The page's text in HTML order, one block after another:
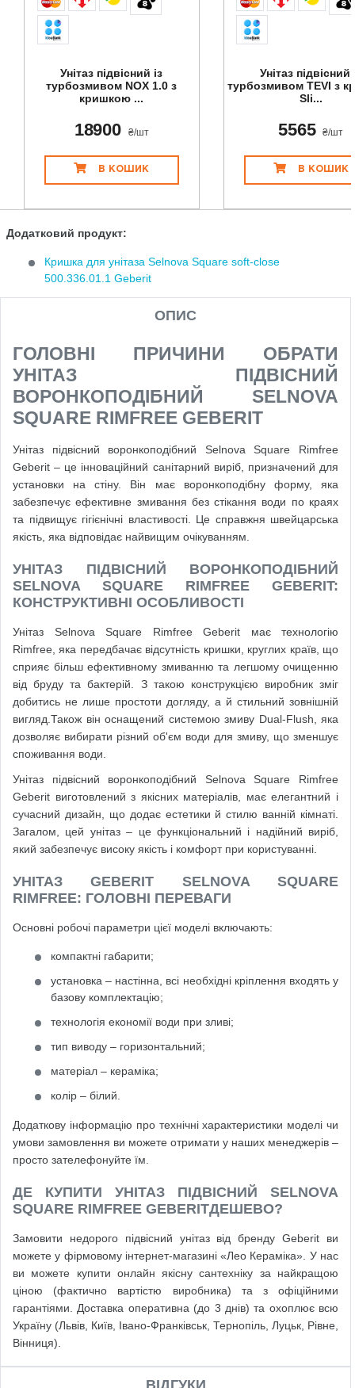
Унітаз підвісний із
турбозмивом NOX 1.0 з
кришкою ...
18900 ₴/шт
В КОШИК
Унітаз підвісний
турбозмивом TEVI з
Sli...
5565 ₴/шт
В КОШИК
Додатковий продукт:
Кришка для унітаза Selnova Square soft-close
500.336.01.1 Geberit
ОПИС
ГОЛОВНІ ПРИЧИНИ ОБРАТИ
УНІТАЗ ПІДВІСНИЙ
ВОРОНКОПОДІБНИЙ SELNOVA
SQUARE RIMFREE GEBERIT
Унітаз підвісний воронкоподібний Selnova Square Rimfree
Geberit – це інноваційний санітарний виріб, призначений для
установки на стіну. Він має воронкоподібну форму, яка
забезпечує ефективне змивання без стікання води по краях
та підвищує гігієнічні властивості. Це справжня швейцарська
якість, яка відповідає найвищим очікуванням.
УНІТАЗ ПІДВІСНИЙ ВОРОНКОПОДІБНИЙ
SELNOVA SQUARE RIMFREE GEBERIT:
КОНСТРУКТИВНІ ОСОБЛИВОСТІ
Унітаз Selnova Square Rimfree Geberit має технологію
Rimfree, яка передбачає відсутність кришки, круглих країв, що
сприяє більш ефективному змиванню та легшому очищенню
від бруду та бактерій. З такою конструкцією виробник зміг
добитись не лише простоти догляду, а й стильний зовнішній
вигляд.Також він оснащений системою змиву Dual-Flush, яка
дозволяє вибирати різний об'єм води для змиву, що зменшує
споживання води.
Унітаз підвісний воронкоподібний Selnova Square Rimfree
Geberit виготовлений з якісних матеріалів, має елегантний і
сучасний дизайн, що додає естетики й стилю ванній кімнаті.
Загалом, цей унітаз – це функціональний і надійний виріб,
який забезпечує високу якість і комфорт при користуванні.
УНІТАЗ GEBERIT SELNOVA SQUARE
RIMFREE: ГОЛОВНІ ПЕРЕВАГИ
Основні робочі параметри цієї моделі включають:
компактні габарити;
установка – настінна, всі необхідні кріплення входять у
базову комплектацію;
технологія економії води при зливі;
тип виводу – горизонтальний;
матеріал – кераміка;
колір – білий.
Додаткову інформацію про технічні характеристики моделі чи
умови замовлення ви можете отримати у наших менеджерів –
просто зателефонуйте їм.
ДЕ КУПИТИ УНІТАЗ ПІДВІСНИЙ SELNOVA
SQUARE RIMFREE GEBERITДЕШЕВО?
Замовити недорого підвісний унітаз від бренду Geberit ви
можете у фірмовому інтернет-магазині «Лео Кераміка». У нас
ви можете купити онлайн якісну сантехніку за найкращою
ціною (фактично вартістю виробника) та з офіційними
гарантіями. Доставка оперативна (до 3 днів) та охоплює всю
Україну (Львів, Київ, Івано-Франківськ, Тернопіль, Луцьк, Рівне,
Вінниця).
ВІДГУКИ